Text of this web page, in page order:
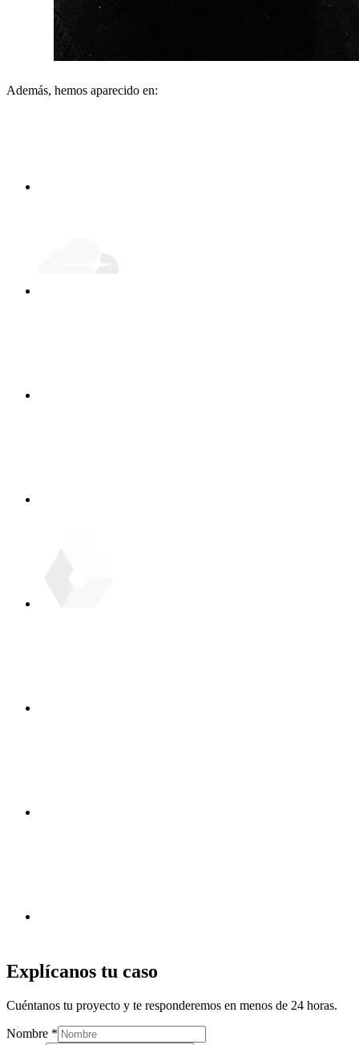
Además, hemos aparecido en:
Explícanos tu caso
Cuéntanos tu proyecto y te responderemos en menos de 24 horas.
Nombre *